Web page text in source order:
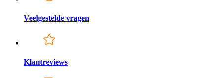
Veelgestelde vragen
Klantreviews